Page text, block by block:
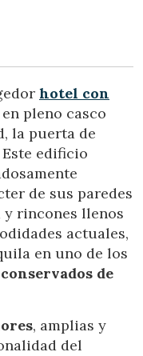
hotel con
pleno casco
la puerta de
Este edificio
de sus paredes
y rincones llenos
actuales,
en uno de los
de
, amplias y
del
recopilar
nuestros servicios.